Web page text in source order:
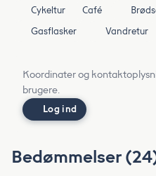
Cykeltur Café
Gasflasker
Vandretur
Koordinater og
brugere.
Log ind
Bedømmelser